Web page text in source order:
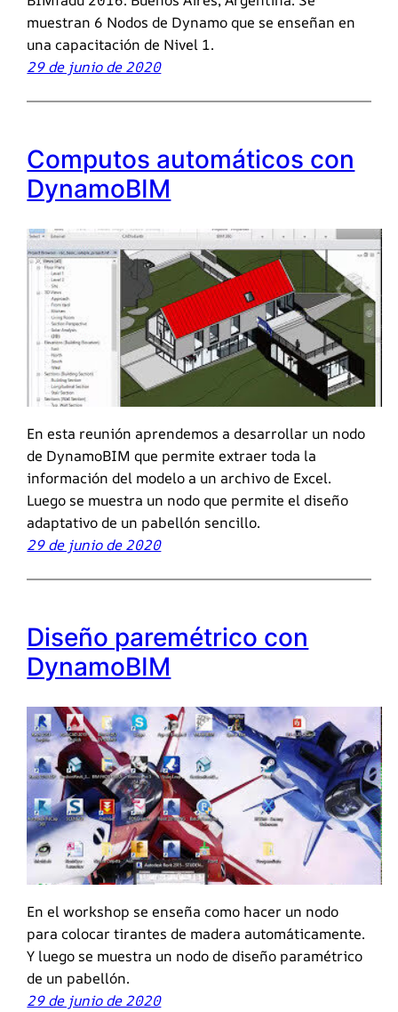
muestran 6 Nodos de Dynamo que se enseñan en
una capacitación de Nivel 1.
29 de junio de 2020
Computos automáticos con
DynamoBIM
En esta reunión aprendemos a desarrollar un nodo
de DynamoBIM que permite extraer toda la
información del modelo a un archivo de Excel.
Luego se muestra un nodo que permite el diseño
adaptativo de un pabellón sencillo.
29 de junio de 2020
Diseño paremétrico con
DynamoBIM
En el workshop se enseña como hacer un nodo
para colocar tirantes de madera automáticamente.
Y luego se muestra un nodo de diseño paramétrico
de un pabellón.
29 de junio de 2020